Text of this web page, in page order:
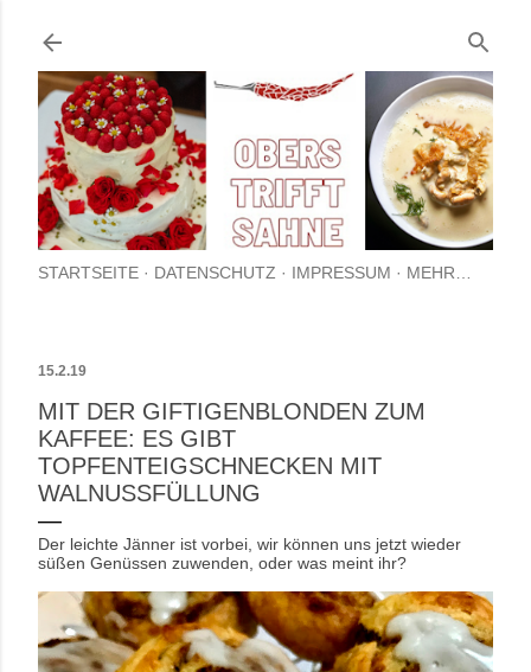
STARTSEITE DATENSCHUTZ IMPRESSUM MEHR…
15.2.19
MIT DER GIFTIGENBLONDEN ZUM
KAFFEE: ES GIBT
TOPFENTEIGSCHNECKEN MIT
WALNUSSFÜLLUNG
Der leichte Jänner ist vorbei, wir können uns jetzt wieder
süßen Genüssen zuwenden, oder was meint ihr?